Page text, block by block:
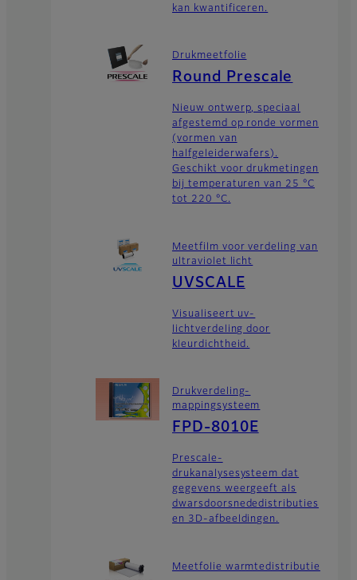
kan kwantificeren.
Drukmeetfolie
Round Prescale
Nieuw ontwerp, speciaal
afgestemd op ronde vormen
(vormen van
halfgeleiderwafers).
Geschikt voor drukmetingen
bij temperaturen van 25 °C
tot 220 °C.
Meetfilm voor verdeling van
ultraviolet licht
UVSCALE
Visualiseert uv-
lichtverdeling door
kleurdichtheid.
Drukverdeling-
mappingsysteem
FPD-8010E
Prescale-
drukanalysesysteem dat
gegevens weergeeft als
dwarsdoorsnededistributies
en 3D-afbeeldingen.
Meetfolie warmtedistributie